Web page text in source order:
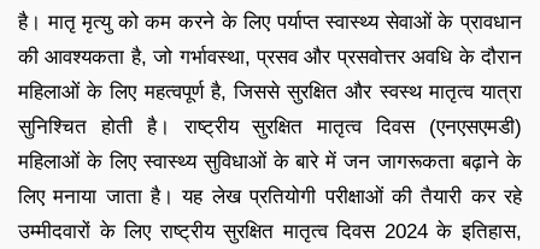
है। मातृ मृत्यु को कम करने के लिए पर्याप्त स्वास्थ्य सेवाओं के प्रावधान
की आवश्यकता है, जो गर्भावस्था, प्रसव और प्रसवोत्तर अवधि के दौरान
महिलाओं के लिए महत्वपूर्ण है, जिससे सुरक्षित और स्वस्थ मातृत्व यात्रा
सुनिश्चित होती है। राष्ट्रीय सुरक्षित मातृत्व दिवस (एनएसएमडी)
महिलाओं के लिए स्वास्थ्य सुविधाओं के बारे में जन जागरूकता बढ़ाने के
लिए मनाया जाता है। यह लेख प्रतियोगी परीक्षाओं की तैयारी कर रहे
उम्मीदवारों के लिए राष्ट्रीय सुरक्षित मातृत्व दिवस 2024 के इतिहास,